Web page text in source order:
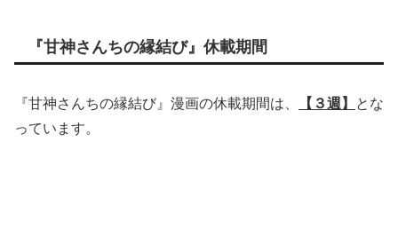
『甘神さんちの縁結び』休載期間
『甘神さんちの縁結び』漫画の休載期間は、 【３週】
とな
っています。